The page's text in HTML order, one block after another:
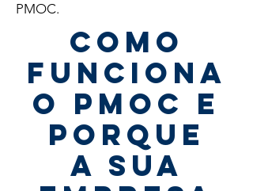
PMOC.
COMO
FUNCIONA
O PMOC E
PORQUE
A SUA